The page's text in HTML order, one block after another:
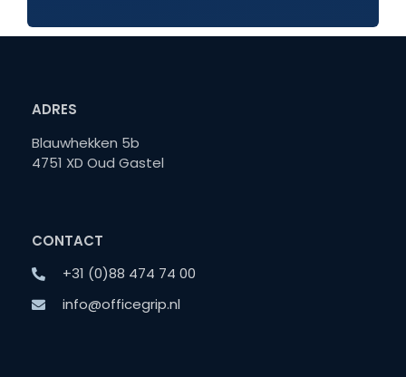
ADRES
Blauwhekken 5b
4751 XD Oud Gastel
CONTACT
+31 (0)88 474 74 00
info@officegrip.nl